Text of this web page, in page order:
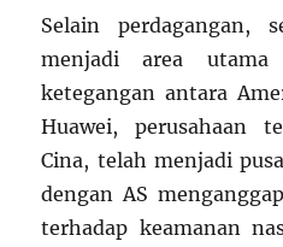
Selain perdagangan,
menjadi area utama
ketegangan antara
Huawei, perusahaan
Cina, telah menjadi
dengan AS
terhadap keamanan